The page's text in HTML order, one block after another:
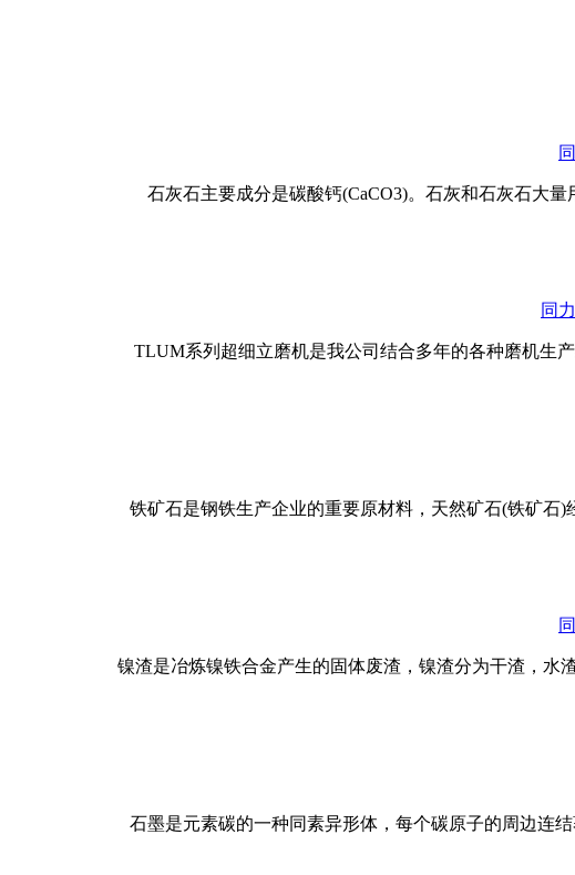
石灰石主要成分是碳酸钙(CaCO3)。石灰和石灰石大
同
TLUM系列超细立磨机是我公司结合多年的各种磨机生
铁矿石是钢铁生产企业的重要原材料，天然矿石(铁矿石
镍渣是冶炼镍铁合金产生的固体废渣，镍渣分为干渣，水
石墨是元素碳的一种同素异形体，每个碳原子的周边连